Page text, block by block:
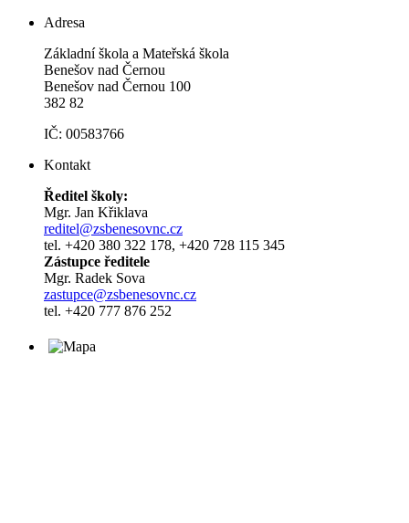
Adresa
Základní škola a Mateřská škola
Benešov nad Černou
Benešov nad Černou 100
382 82
IČ: 00583766
Kontakt
Ředitel školy:
Mgr. Jan Křiklava
reditel@zsbenesovnc.cz
tel. +420 380 322 178, +420 728 115 345
Zástupce ředitele
Mgr. Radek Sova
zastupce@zsbenesovnc.cz
tel. +420 777 876 252